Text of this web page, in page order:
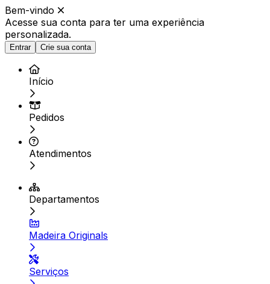
Bem-vindo
Acesse sua conta para ter uma experiência
personalizada.
Entrar Crie sua conta
Início
Pedidos
Atendimentos
Departamentos
Madeira Originals
Serviços